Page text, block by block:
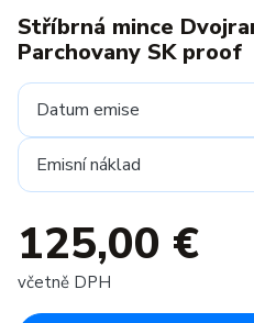
Stříbrná mince
Parchovany SK proof
Datum emise
Emisní náklad
125,00 €
včetně DPH